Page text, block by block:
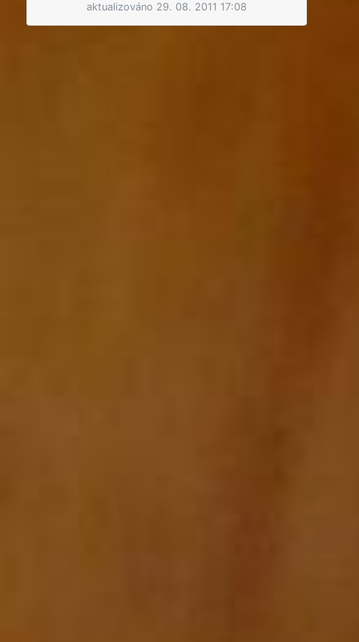
aktualizováno 29. 08. 2011 17:08